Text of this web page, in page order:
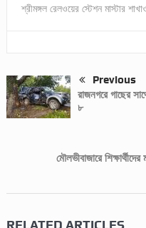
শ্রীমঙ্গল রেলওয়ের স্টেশন মাস্টার
Previous
রাজনগরে গাছের
৮
মৌলভীবাজারে
RELATED ARTICLES